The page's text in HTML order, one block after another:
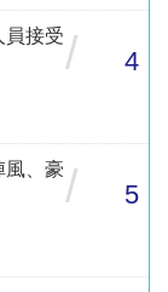
接受/ 4
風、豪/ 5